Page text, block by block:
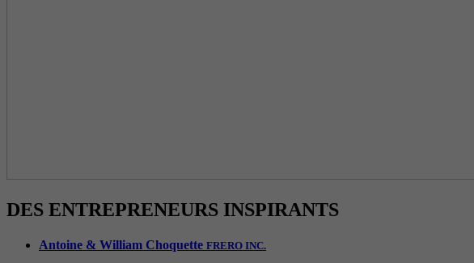
DES ENTREPRENEURS INSPIRANTS
Antoine & William Choquette FRERO INC.